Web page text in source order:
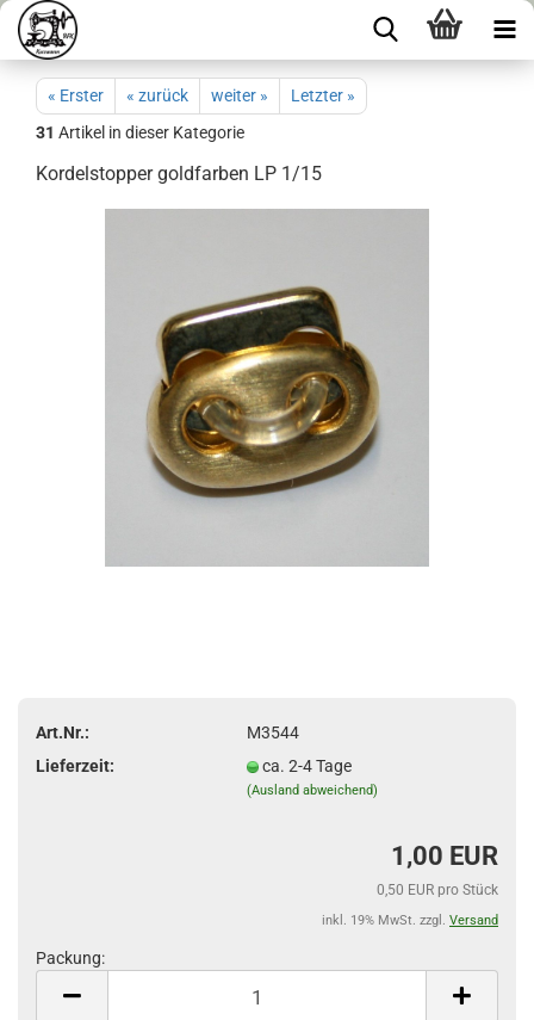
« Erster « zurück weiter »
Letzter »
31 Artikel in dieser Kategorie
Kordelstopper goldfarben LP 1/15
Art.Nr.:
M3544
Lieferzeit:
ca. 2-4 Tage
(Ausland abweichend)
1,00 EUR
0,50 EUR pro Stück
inkl. 19% MwSt. zzgl. Versand
Packung: